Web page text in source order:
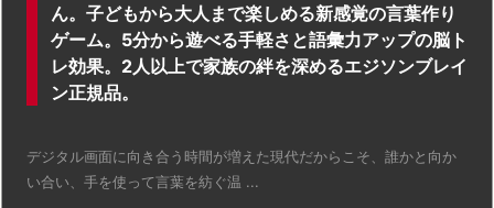
ん。子どもから大人まで楽しめる新感覚の言葉作り
ゲーム。5分から遊べる手軽さと語彙力アップの脳ト
レ効果。2人以上で家族の絆を深めるエジソンブレイ
ン正規品。
デジタル画面に向き合う時間が増えた現代だからこそ、誰かと向か
い合い、手を使って言葉を紡ぐ温 ...